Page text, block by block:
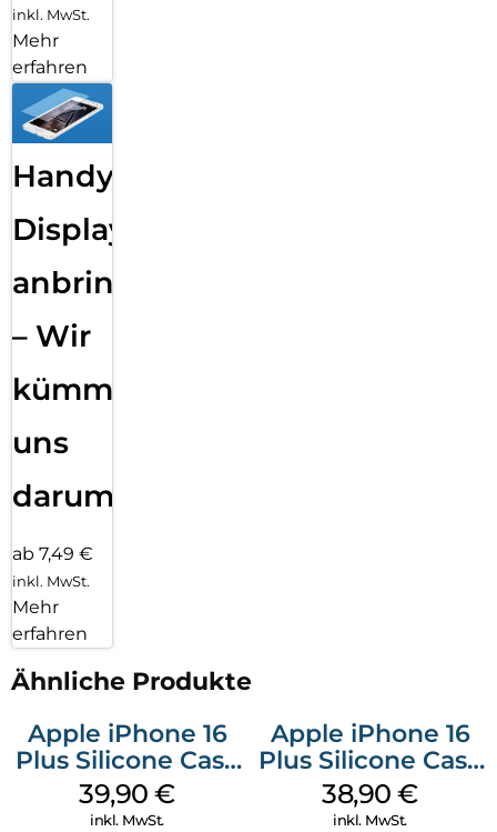
inkl. MwSt.
Mehr
erfahren
Handy
Displayfolie
anbringen
– Wir
kümmern
uns
darum!
ab 7,49 €
inkl. MwSt.
Mehr
erfahren
Ähnliche Produkte
Apple iPhone 16
Plus Silicone Case
MagSafe Plum
39,90€
inkl. MwSt.
Apple iPhone 16
Plus Silicone Case
MagSafe Denim
38,90€
inkl. MwSt.